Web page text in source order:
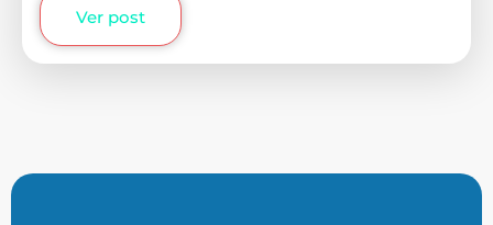
Ver post